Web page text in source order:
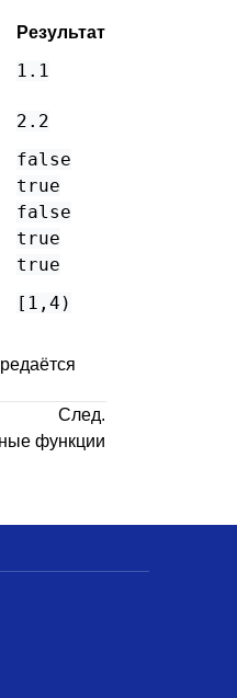
Результат
1.1
2.2
false
true
false
true
true
[1,4)
След.
функции